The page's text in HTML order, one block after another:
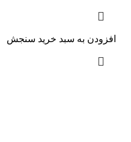
افزودن به سبد خرید سنجش